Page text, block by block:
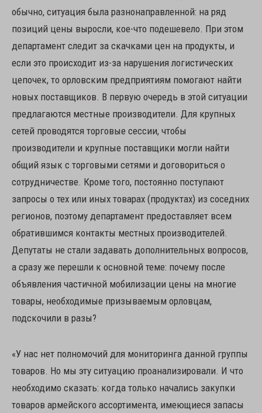
обычно, ситуация была разнонаправленной: на ряд
позиций цены выросли, кое-что подешевело. При этом
департамент следит за скачками цен на продукты, и
если это происходит из-за нарушения логистических
цепочек, то орловским предприятиям помогают найти
новых поставщиков. В первую очередь в этой ситуации
предлагаются местные производители. Для крупных
сетей проводятся торговые сессии, чтобы
производители и крупные поставщики могли найти
общий язык с торговыми сетями и договориться о
сотрудничестве. Кроме того, постоянно поступают
запросы о тех или иных товарах (продуктах) из соседних
регионов, поэтому департамент предоставляет всем
обратившимся контакты местных производителей.
Депутаты не стали задавать дополнительных вопросов,
а сразу же перешли к основной теме: почему после
объявления частичной мобилизации цены на многие
товары, необходимые призываемым орловцам,
подскочили в разы?
«У нас нет полномочий для мониторинга данной группы
товаров. Но мы эту ситуацию проанализировали. И что
необходимо сказать: когда только начались закупки
товаров армейского ассортимента, имеющиеся запасы